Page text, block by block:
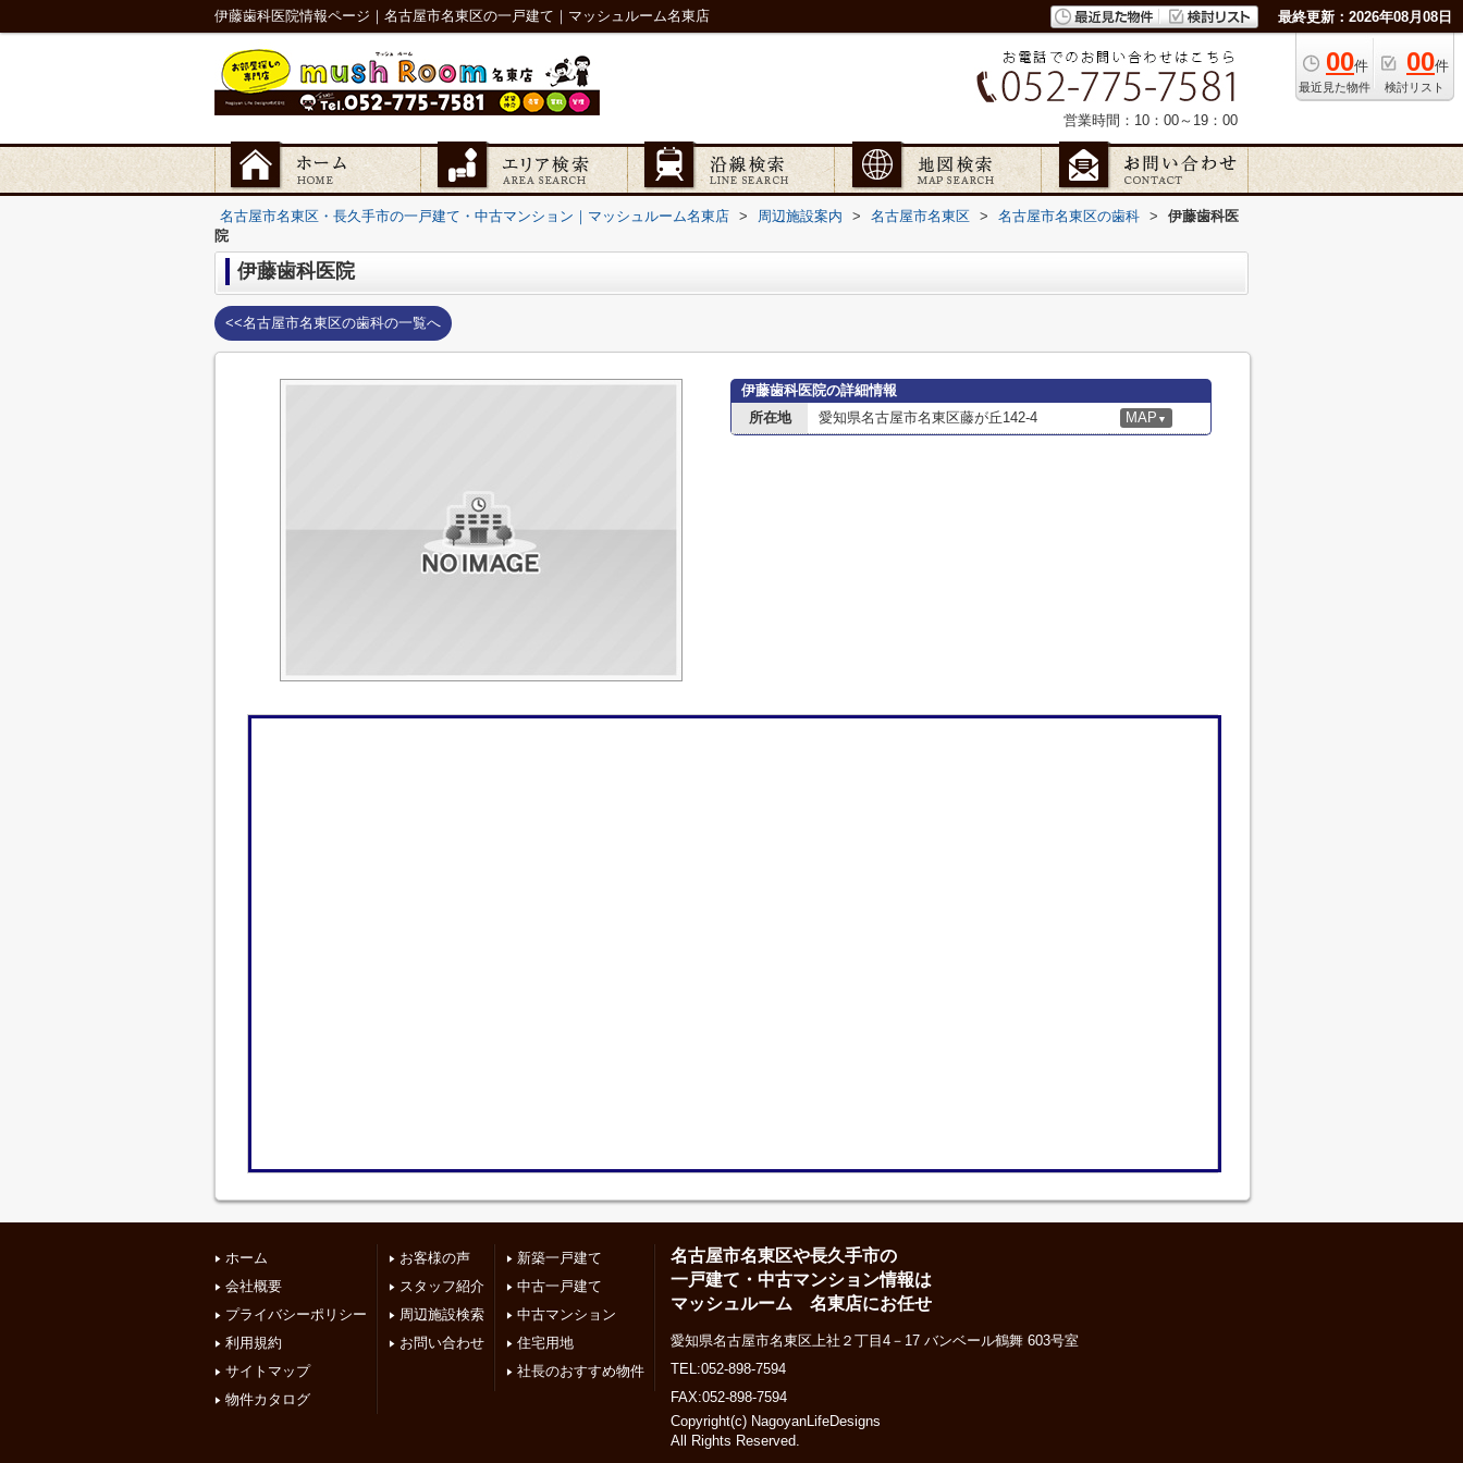
伊藤歯科医院情報ページ｜名古屋市名東区の一戸建て｜マッシュルーム名東店 最終更新：2026年08月08日
00件
最近見た物件
00件
検討リスト
営業時間：10：00～19：00
名古屋市名東区・長久手市の一戸建て・中古マンション｜マッシュルーム名東店 > 周辺施設案内 > 名古屋市名東区 > 名古屋市名東区の歯科 >
伊藤歯科医
院
伊藤歯科医院
<<名古屋市名東区の歯科の一覧へ
伊藤歯科医院の詳細情報
所在地
愛知県名古屋市名東区藤が丘142-4 MAP ▼
ホーム
会社概要
プライバシーポリシー
利用規約
サイトマップ
物件カタログ
お客様の声
スタッフ紹介
周辺施設検索
お問い合わせ
新築一戸建て
中古一戸建て
中古マンション
住宅用地
社長のおすすめ物件
名古屋市名東区や長久手市の
一戸建て・中古マンション情報は
マッシュルーム 名東店にお任せ
愛知県名古屋市名東区上社２丁目4－17 バンベール鶴舞 603号室
TEL:052-898-7594
FAX:052-898-7594
Copyright(c) NagoyanLifeDesigns
All Rights Reserved.